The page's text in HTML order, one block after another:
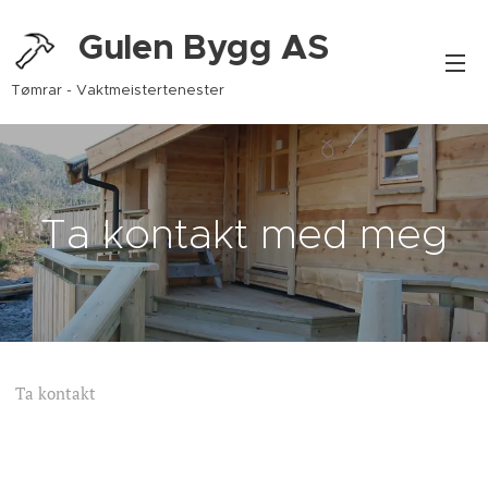
Gulen Bygg AS
Tømrar - Vaktmeistertenester
Ta kontakt med meg
Ta kontakt